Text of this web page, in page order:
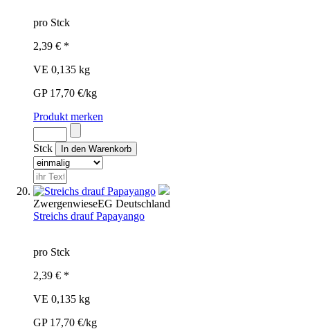
pro Stck
2,39 € *
VE 0,135 kg
GP 17,70 €/kg
Produkt merken
Stck
ZwergenwieseEG Deutschland
Streichs drauf Papayango
pro Stck
2,39 € *
VE 0,135 kg
GP 17,70 €/kg